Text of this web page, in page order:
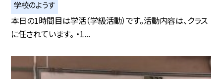
学校のようす
本日の1時間目は学活（学級活動）です。活動内容は、クラス
に任されています。 ・1...